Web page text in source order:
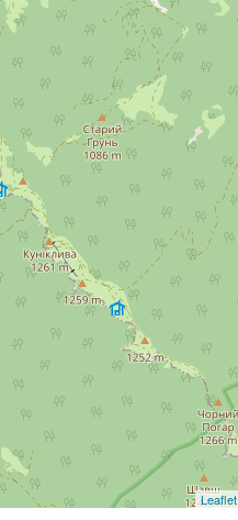
Leaflet